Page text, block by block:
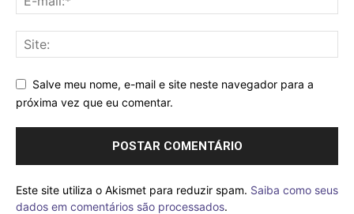
Salve meu nome, e-mail e site neste navegador para a
próxima vez que eu comentar.
Este site utiliza o Akismet para reduzir spam. Saiba como seus
dados em comentários são processados.